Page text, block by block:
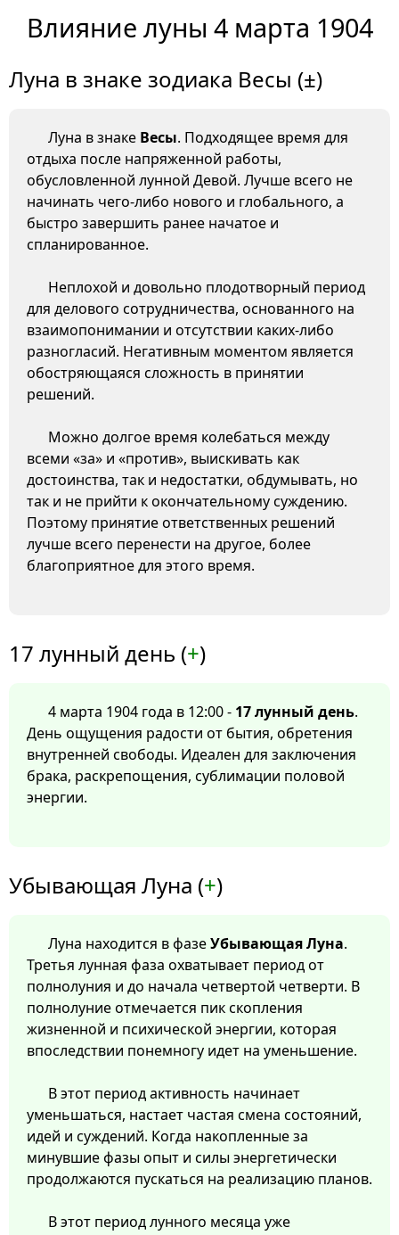
Влияние луны 4 марта 1904
Луна в знаке зодиака Весы (±)
Луна в знаке Весы. Подходящее время для
отдыха после напряженной работы,
обусловленной лунной Девой. Лучше всего не
начинать чего-либо нового и глобального, а
быстро завершить ранее начатое и
спланированное.
Неплохой и довольно плодотворный период
для делового сотрудничества, основанного на
взаимопонимании и отсутствии каких-либо
разногласий. Негативным моментом является
обостряющаяся сложность в принятии
решений.
Можно долгое время колебаться между
всеми «за» и «против», выискивать как
достоинства, так и недостатки, обдумывать, но
так и не прийти к окончательному суждению.
Поэтому принятие ответственных решений
лучше всего перенести на другое, более
благоприятное для этого время.
17 лунный день (+)
4 марта 1904 года в 12:00 - 17 лунный день.
День ощущения радости от бытия, обретения
внутренней свободы. Идеален для заключения
брака, раскрепощения, сублимации половой
энергии.
Убывающая Луна (+)
Луна находится в фазеУбывающая Луна.
Третья лунная фаза охватывает период от
полнолуния и до начала четвертой четверти. В
полнолуние отмечается пик скопления
жизненной и психической энергии, которая
впоследствии понемногу идет на уменьшение.
В этот период активность начинает
уменьшаться, настает частая смена состояний,
идей и суждений. Когда накопленные за
минувшие фазы опыт и силы энергетически
продолжаются пускаться на реализацию планов.
В этот период лунного месяца уже